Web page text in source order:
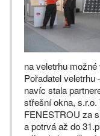
na veletrhu
Pořadatel veletrhu
navíc stala
střešní okna,
FENESTROU za
a potrvá až do